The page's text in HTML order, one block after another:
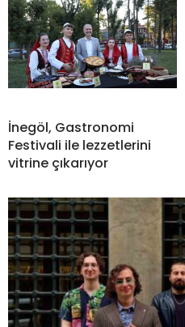
İnegöl, Gastronomi
Festivali ile lezzetlerini
vitrine çıkarıyor